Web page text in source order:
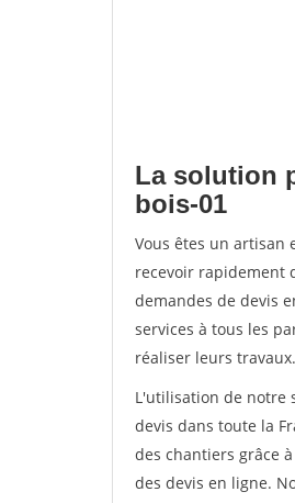
La solution
bois-01
Vous êtes un artisan
recevoir rapidement
demandes de devis
services à tous les
réaliser leurs travaux.
L'utilisation de notre
devis dans toute la
des chantiers grâce à
des devis en ligne.